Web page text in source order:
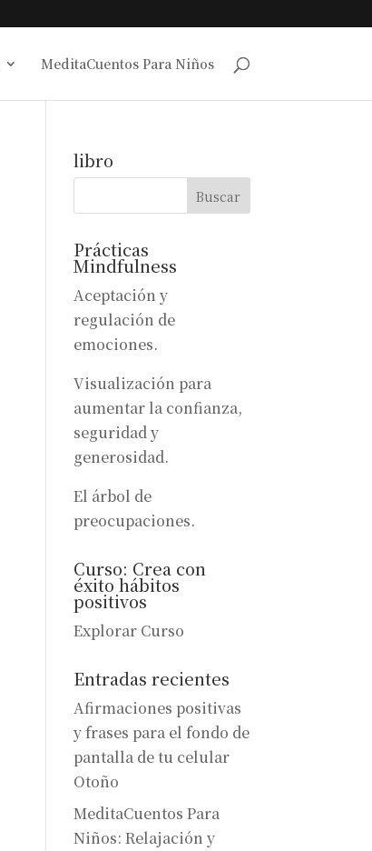
MeditaCuentos Para Niños
libro
Prácticas
Mindfulness
Aceptación y
regulación de
emociones.
Visualización para
aumentar la confianza,
seguridad y
generosidad.
El árbol de
preocupaciones.
Curso: Crea con
éxito hábitos
positivos
Explorar Curso
Entradas recientes
Afirmaciones positivas
y frases para el fondo de
pantalla de tu celular
Otoño
MeditaCuentos Para
Niños: Relajación y